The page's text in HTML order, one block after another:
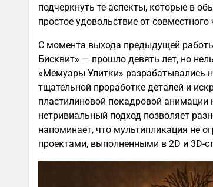
подчеркнуть те аспекты, которые в
простое удовольствие от
С момента выхода предыдущей
Бисквит» — прошло девять лет, но
«Мемуары Улитки» разрабатывались
тщательной проработке деталей и
пластилиновой покадровой анимации
нетривиальный подход позволяет
напоминает, что мультипликация не
проектами, выполненными в 2D и 3D-